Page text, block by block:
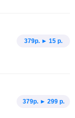
379p. ► 15 р.
379p. ► 299 р.